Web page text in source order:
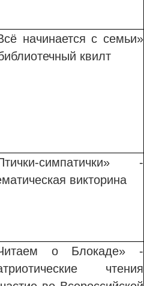
начинается с семьи»
квилт
симпатички» -
викторина
о Блокаде» -
чтения